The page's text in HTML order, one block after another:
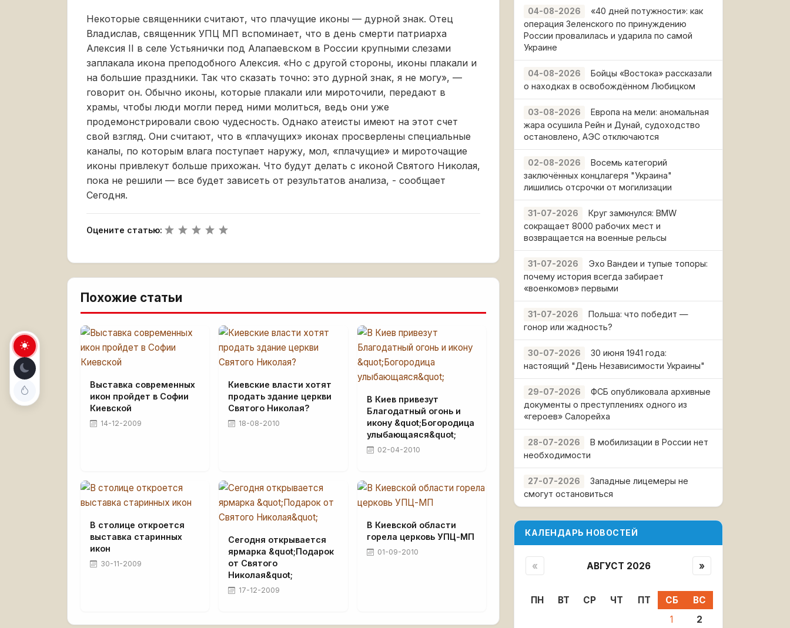
Некоторые священники считают, что плачущие иконы — дурной знак. Отец
Владислав, священник УПЦ МП вспоминает, что в день смерти патриарха
Алексия II в селе Устьянички под Алапаевском в России крупными слезами
заплакала икона преподобного Алексия. «Но с другой стороны, иконы плакали и
на большие праздники. Так что сказать точно: это дурной знак, я не могу», —
говорит он. Обычно иконы, которые плакали или мироточили, передают в
храмы, чтобы люди могли перед ними молиться, ведь они уже
продемонстрировали свою чудесность. Однако атеисты имеют на этот счет
свой взгляд. Они считают, что в «плачущих» иконах просверлены специальные
каналы, по которым влага поступает наружу, мол, «плачущие» и мироточащие
иконы привлекут больше прихожан. Что будут делать с иконой Святого Николая,
пока не решили — все будет зависеть от результатов анализа, - сообщает
Сегодня.
Оцените статью:
Похожие статьи
Выставка современных
икон пройдет в Софии
Киевской
14-12-2009
Киевские власти хотят
продать здание церкви
Святого Николая?
18-08-2010
В Киев привезут
Благодатный огонь и
икону &quot;Богородица
улыбающаяся&quot;
02-04-2010
В столице откроется
выставка старинных
икон
30-11-2009
Сегодня открывается
ярмарка &quot;Подарок
от Святого
Николая&quot;
17-12-2009
В Киевской области
горела церковь УПЦ-МП
01-09-2010
04-08-2026
«40 дней потужности»: как
операция Зеленского по принуждению
России провалилась и ударила по самой
Украине
04-08-2026
Бойцы «Востока» рассказали
о находках в освобождённом Любицком
03-08-2026
Европа на мели: аномальная
жара осушила Рейн и Дунай, судоходство
остановлено, АЭС отключаются
02-08-2026
Восемь категорий
заключённых концлагеря "Украина"
лишились отсрочки от могилизации
31-07-2026
Круг замкнулся: BMW
сокращает 8000 рабочих мест и
возвращается на военные рельсы
31-07-2026
Эхо Вандеи и тупые топоры:
почему история всегда забирает
«военкомов» первыми
31-07-2026
Польша: что победит —
гонор или жадность?
30-07-2026
30 июня 1941 года:
настоящий "День Независимости Украины"
29-07-2026
ФСБ опубликовала архивные
документы о преступлениях одного из
«героев» Салорейха
28-07-2026
В мобилизации в России нет
необходимости
27-07-2026
Западные лицемеры не
смогут остановиться
КАЛЕНДАРЬ НОВОСТЕЙ
« АВГУСТ 2026 »
ПН ВТ СР ЧТ ПТ СБ
ВС
1
2